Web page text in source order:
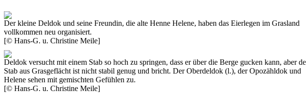
Der kleine Deldok und seine Freundin, die alte Henne Helene, haben das Eierlegen im Grasland
vollkommen neu organisiert.
[© Hans-G. u. Christine Meile]
Deldok versucht mit einem Stab so hoch zu springen, dass er über die Berge gucken kann, aber
Stab aus Grasgeflächt ist nicht stabil genug und bricht. Der Oberdeldok (l.), der Opozähldok und
Helene sehen mit gemischten Gefühlen zu.
[© Hans-G. u. Christine Meile]